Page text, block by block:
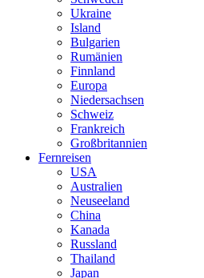
Ukraine
Island
Bulgarien
Rumänien
Finnland
Europa
Niedersachsen
Schweiz
Frankreich
Großbritannien
Fernreisen
USA
Australien
Neuseeland
China
Kanada
Russland
Thailand
Japan